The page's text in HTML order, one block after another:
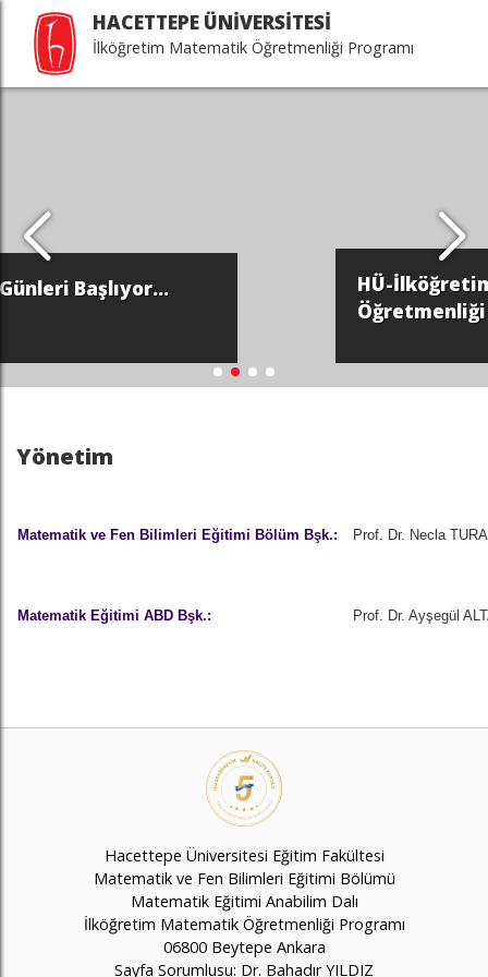
HACETTEPE ÜNİVERSİTESİ
İlköğretim Matematik Öğretmenliği Programı
HÜ-İlköğretim Matematik
Yönetim
Matematik ve Fen Bilimleri Eğitimi Bölüm Bşk.: Prof. Dr. Necla
Matematik Eğitimi ABD Bşk.: Prof. Dr. Ayşegül
Hacettepe Üniversitesi Eğitim Fakültesi
Matematik ve Fen Bilimleri Eğitimi Bölümü
Matematik Eğitimi Anabilim Dalı
İlköğretim Matematik Öğretmenliği Programı
06800 Beytepe Ankara
Sayfa Sorumlusu: Dr. Bahadır YILDIZ